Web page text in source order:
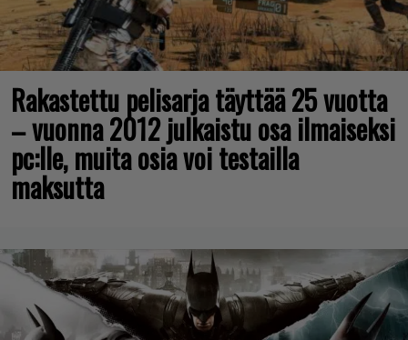
Rakastettu pelisarja täyttää 25 vuotta
– vuonna 2012 julkaistu osa ilmaiseksi
pc:lle, muita osia voi testailla
maksutta